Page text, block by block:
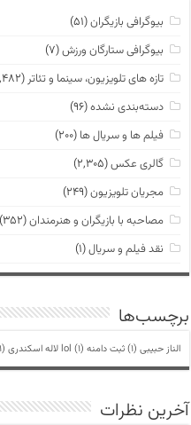
بیوگرافی بازیگران(۵۱)
بیوگرافی ستارگان ورزش(۷)
تازه های تلویزیون، سینما و تئاتر (۶,۴۸۲)
دسته‌بندی نشده(۹۶)
فیلم ها و سریال ها (۲۰۰)
گالری عکس(۲,۳۰۵)
مجریان تلویزیون(۲۴۹)
مصاحبه با بازیگران و هنرمندان(۳۵۲)
نقد فیلم و سریال(۱)
برچسب‌ها
الناز حبیبی (1) ثبت دامنه lol (1) لاله اسکندری (1)
آخرین نظرات